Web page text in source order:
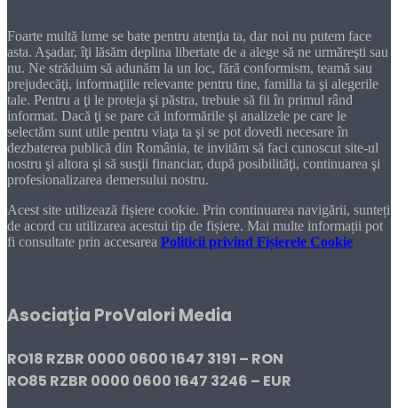
Foarte multă lume se bate pentru atenţia ta, dar noi nu putem face
asta. Aşadar, îţi lăsăm deplina libertate de a alege să ne urmăreşti sau
nu. Ne străduim să adunăm la un loc, fără conformism, teamă sau
prejudecăţi, informaţiile relevante pentru tine, familia ta şi alegerile
tale. Pentru a ţi le proteja şi păstra, trebuie să fii în primul rând
informat. Dacă ţi se pare că informările şi analizele pe care le
selectăm sunt utile pentru viaţa ta şi se pot dovedi necesare în
dezbaterea publică din România, te invităm să faci cunoscut site-ul
nostru şi altora şi să susţii financiar, după posibilităţi, continuarea şi
profesionalizarea demersului nostru.
Acest site utilizează fișiere cookie. Prin continuarea navigării, sunteți
de acord cu utilizarea acestui tip de fișiere. Mai multe informații pot
fi consultate prin accesarea Politicii privind Fișierele Cookie
Asociaţia ProValori Media
RO18 RZBR 0000 0600 1647 3191 – RON
RO85 RZBR 0000 0600 1647 3246 – EUR